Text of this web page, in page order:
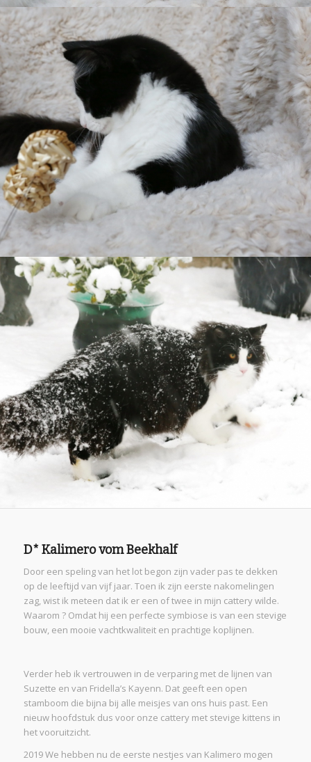
D* Kalimero vom Beekhalf
Door een speling van het lot begon zijn vader pas te dekken
op de leeftijd van vijf jaar. Toen ik zijn eerste nakomelingen
zag, wist ik meteen dat ik er een of twee in mijn cattery wilde.
Waarom ? Omdat hij een perfecte symbiose is van een stevige
bouw, een mooie vachtkwaliteit en prachtige koplijnen.
Verder heb ik vertrouwen in de verparing met de lijnen van
Suzette en van Fridella’s Kayenn. Dat geeft een open
stamboom die bijna bij alle meisjes van ons huis past. Een
nieuw hoofdstuk dus voor onze cattery met stevige kittens in
het vooruitzicht.
2019 We hebben nu de eerste nestjes van Kalimero mogen